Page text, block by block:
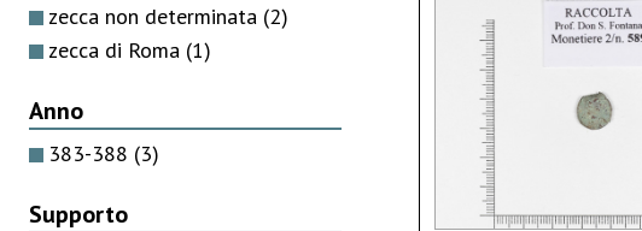
zecca non determinata (2)
zecca di Roma (1)
Anno
383-388 (3)
Supporto